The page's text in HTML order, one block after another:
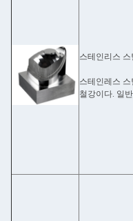
스테인리스 스
스테인레스
철강이다. 일